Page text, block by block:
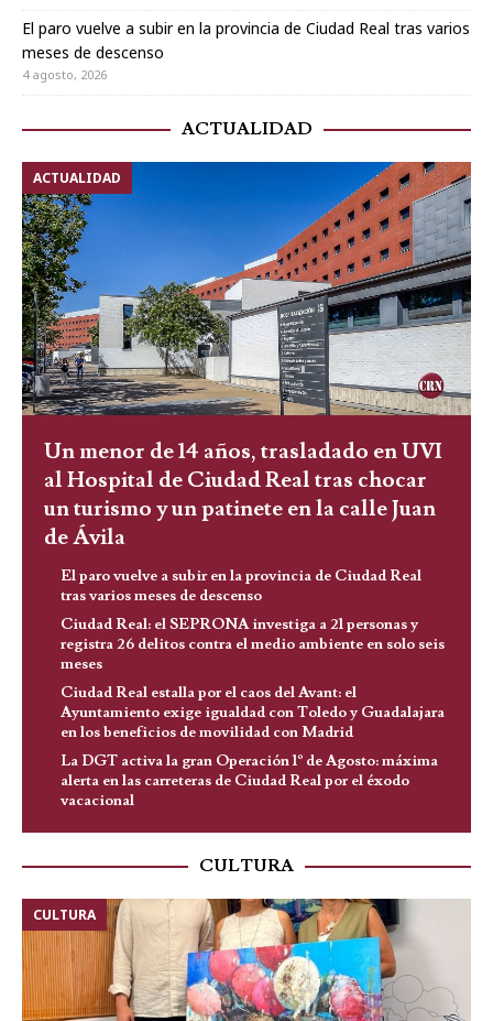
El paro vuelve a subir en la provincia de Ciudad Real tras varios
meses de descenso
4 agosto, 2026
ACTUALIDAD
ACTUALIDAD
Un menor de 14 años, trasladado en UVI
al Hospital de Ciudad Real tras chocar
un turismo y un patinete en la calle Juan
de Ávila
El paro vuelve a subir en la provincia de Ciudad Real
tras varios meses de descenso
Ciudad Real: el SEPRONA investiga a 21 personas y
registra 26 delitos contra el medio ambiente en solo seis
meses
Ciudad Real estalla por el caos del Avant: el
Ayuntamiento exige igualdad con Toledo y Guadalajara
en los beneficios de movilidad con Madrid
La DGT activa la gran Operación 1º de Agosto: máxima
alerta en las carreteras de Ciudad Real por el éxodo
vacacional
CULTURA
CULTURA